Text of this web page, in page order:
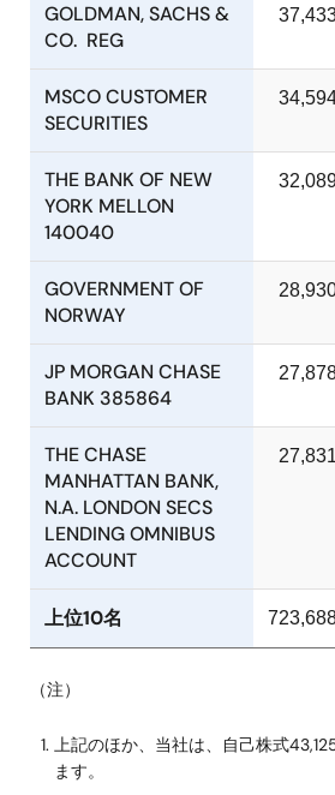
GOLDMAN, SACHS &
CO. REG
MSCO CUSTOMER
SECURITIES
THE BANK OF NEW
YORK MELLON
140040
GOVERNMENT OF
NORWAY
JP MORGAN CHASE
BANK 385864
THE CHASE
MANHATTAN BANK,
N.A. LONDON SECS
LENDING OMNIBUS
ACCOUNT
上位10名
（注）
上記のほか、当社は、自己株式
ます。